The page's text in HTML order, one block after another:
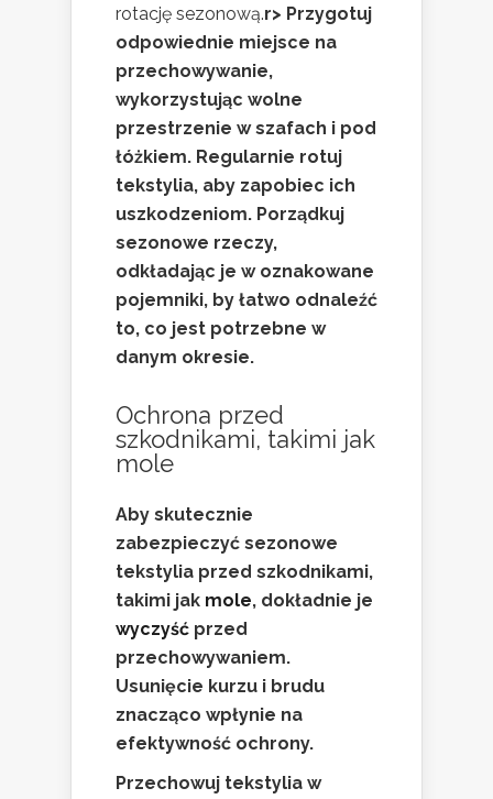
rotację sezonową.r> Przygotuj
odpowiednie miejsce na
przechowywanie,
wykorzystując wolne
przestrzenie w szafach i pod
łóżkiem. Regularnie rotuj
tekstylia, aby zapobiec ich
uszkodzeniom. Porządkuj
sezonowe rzeczy,
odkładając je w oznakowane
pojemniki, by łatwo odnaleźć
to, co jest potrzebne w
danym okresie.
Ochrona przed
szkodnikami, takimi jak
mole
Aby skutecznie
zabezpieczyć sezonowe
tekstylia przed szkodnikami,
takimi jak mole, dokładnie je
wyczyść przed
przechowywaniem.
Usunięcie kurzu i brudu
znacząco wpłynie na
efektywność ochrony.
Przechowuj tekstylia w